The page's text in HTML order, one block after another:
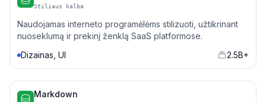
Stiliaus kalba
Naudojamas interneto programėlėms stilizuoti, užtikrinant
nuoseklumą ir prekinį ženklą SaaS platformose.
Dizainas, UI
2.5B+
Markdown